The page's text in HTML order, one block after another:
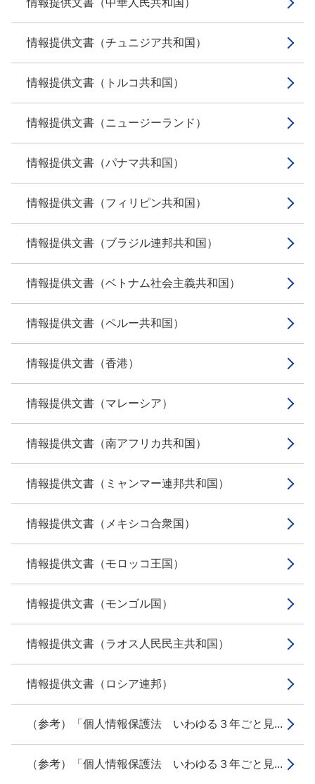
情報提供文書（中華人民共和国）
情報提供文書（チュニジア共和国）
情報提供文書（トルコ共和国）
情報提供文書（ニュージーランド）
情報提供文書（パナマ共和国）
情報提供文書（フィリピン共和国）
情報提供文書（ブラジル連邦共和国）
情報提供文書（ベトナム社会主義共和国）
情報提供文書（ペルー共和国）
情報提供文書（香港）
情報提供文書（マレーシア）
情報提供文書（南アフリカ共和国）
情報提供文書（ミャンマー連邦共和国）
情報提供文書（メキシコ合衆国）
情報提供文書（モロッコ王国）
情報提供文書（モンゴル国）
情報提供文書（ラオス人民民主共和国）
情報提供文書（ロシア連邦）
（参考）「個人情報保護法 いわゆる３年ごと見...
（参考）「個人情報保護法 いわゆる３年ごと見...